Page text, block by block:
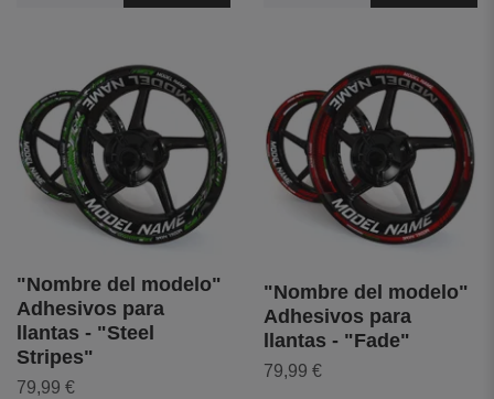
"Nombre del modelo"
Adhesivos para
llantas - "Steel
Stripes"
79,99 €
"Nombre del modelo"
Adhesivos para
llantas - "Fade"
79,99 €